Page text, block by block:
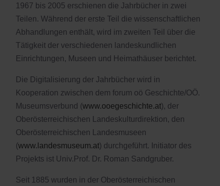
1967 bis 2005 erschienen die Jahrbücher in zwei
Teilen. Während der erste Teil die wissenschaftlichen
Abhandlungen enthält, wird im zweiten Teil über die
Tätigkeit der verschiedenen landeskundlichen
Einrichtungen, Museen und Heimathäuser berichtet.
Die Digitalisierung der Jahrbücher wird in
Kooperation zwischen dem forum oö Geschichte/OÖ.
Museumsverbund (www.ooegeschichte.at), der
Oberösterreichischen Landeskulturdirektion, den
Oberösterreichischen Landesmuseen
(www.landesmuseum.at) durchgeführt. Initiator des
Projekts ist Univ.Prof. Dr. Roman Sandgruber.
Seit 1885 wurden in der Oberösterreichischen